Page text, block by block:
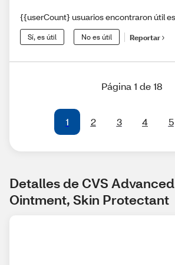
{{userCount} usuarios encontraron útil
Sí, es útil No es útil Reportar
Página 1 de 18
1 2 3 4 5
Detalles de CVS
Ointment, Skin Protectant